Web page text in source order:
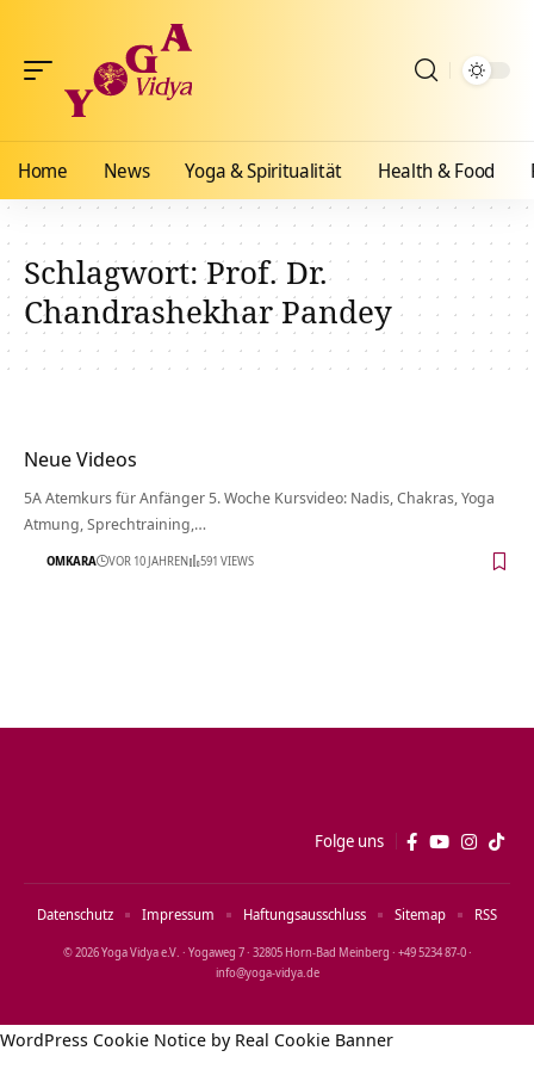
Home News Yoga & Spiritualität Health & Food
Schlagwort:Prof. Dr.
Chandrashekhar Pandey
Neue Videos
5A Atemkurs für Anfänger 5. Woche Kursvideo: Nadis, Chakras, Yoga
Atmung, Sprechtraining,…
OMKARA VOR 10 JAHREN 591 VIEWS
Folge uns
© 2026 Yoga Vidya e.V. · Yogaweg 7 · 32805 Horn‑Bad Meinberg · +49 5234 87‑0 ·
info@yoga‑vidya.de
Datenschutz Impressum Haftungsausschluss Sitemap RSS
WordPress Cookie Notice by Real Cookie Banner